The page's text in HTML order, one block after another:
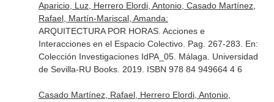
Aparicio, Luz, Herrero Elordi, Antonio, Casado Martínez,
Rafael, Martín-Mariscal, Amanda:
ARQUITECTURA POR HORAS. Acciones e
Interacciones en el Espacio Colectivo. Pag. 267-283. En:
Colección Investigaciones IdPA_05. Málaga. Universidad
de Sevilla-RU Books. 2019. ISBN 978 84 949664 4 6
Casado Martínez, Rafael, Herrero Elordi, Antonio,